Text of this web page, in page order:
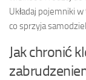
Układaj pojemniki
co sprzyja
Jak chronić